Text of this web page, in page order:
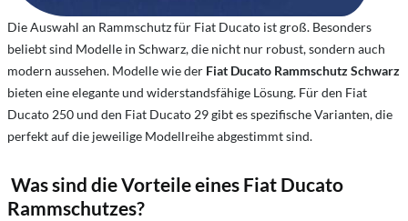
Die Auswahl an Rammschutz für Fiat Ducato ist groß. Besonders
beliebt sind Modelle in Schwarz, die nicht nur robust, sondern auch
modern aussehen. Modelle wie der Fiat Ducato Rammschutz Schwarz
bieten eine elegante und widerstandsfähige Lösung. Für den Fiat
Ducato 250 und den Fiat Ducato 29 gibt es spezifische Varianten, die
perfekt auf die jeweilige Modellreihe abgestimmt sind.
Was sind die Vorteile eines Fiat Ducato
Rammschutzes?